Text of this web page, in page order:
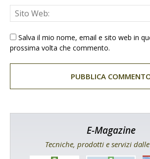
Salva il mio nome, email e sito web in
prossima volta che commento.
E-Magazine
Tecniche, prodotti e servizi